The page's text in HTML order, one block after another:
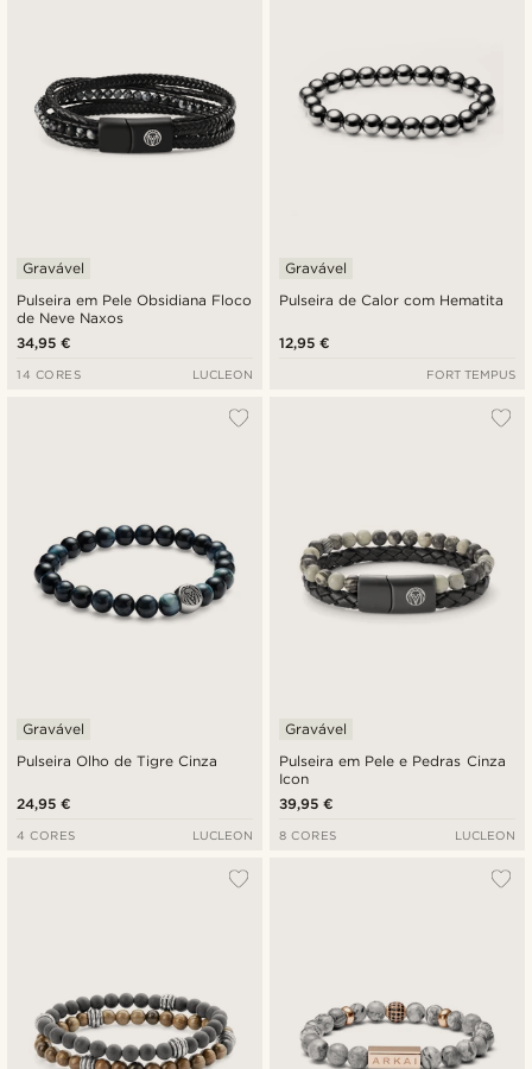
Pulseira em Pele Obsidiana Floco
de Neve Naxos
Gravável
34,95 €
14 CORES LUCLEON
Pulseira de Calor com Hematita
Gravável
12,95 €
FORT TEMPUS
Pulseira Olho de Tigre Cinza
Gravável
24,95 €
4 CORES LUCLEON
Pulseira em Pele e Pedras Cinza
Icon
Gravável
39,95 €
8 CORES LUCLEON